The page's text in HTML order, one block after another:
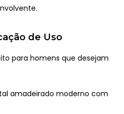
de Uso
para homens que desejam
amadeirado moderno com